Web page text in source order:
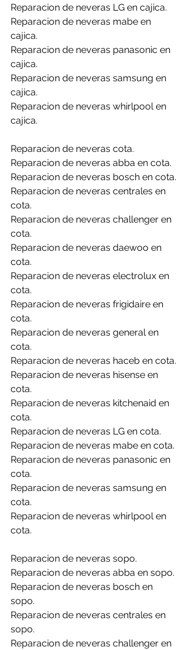
Reparacion de neveras LG en cajica.
Reparacion de neveras mabe en
cajica.
Reparacion de neveras panasonic en
cajica.
Reparacion de neveras samsung en
cajica.
Reparacion de neveras whirlpool en
cajica.
Reparacion de neveras cota.
Reparacion de neveras abba en cota.
Reparacion de neveras bosch en cota.
Reparacion de neveras centrales en
cota.
Reparacion de neveras challenger en
cota.
Reparacion de neveras daewoo en
cota.
Reparacion de neveras electrolux en
cota.
Reparacion de neveras frigidaire en
cota.
Reparacion de neveras general en
cota.
Reparacion de neveras haceb en cota.
Reparacion de neveras hisense en
cota.
Reparacion de neveras kitchenaid en
cota.
Reparacion de neveras LG en cota.
Reparacion de neveras mabe en cota.
Reparacion de neveras panasonic en
cota.
Reparacion de neveras samsung en
cota.
Reparacion de neveras whirlpool en
cota.
Reparacion de neveras sopo.
Reparacion de neveras abba en sopo.
Reparacion de neveras bosch en
sopo.
Reparacion de neveras centrales en
sopo.
Reparacion de neveras challenger en